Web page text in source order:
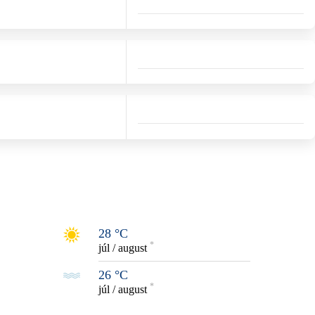
28 °C
júl / august *
26 °C
júl / august *